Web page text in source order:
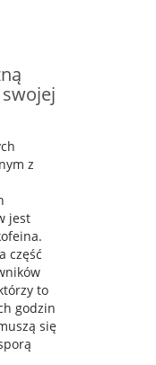
z
jest
część
to
godzin
się